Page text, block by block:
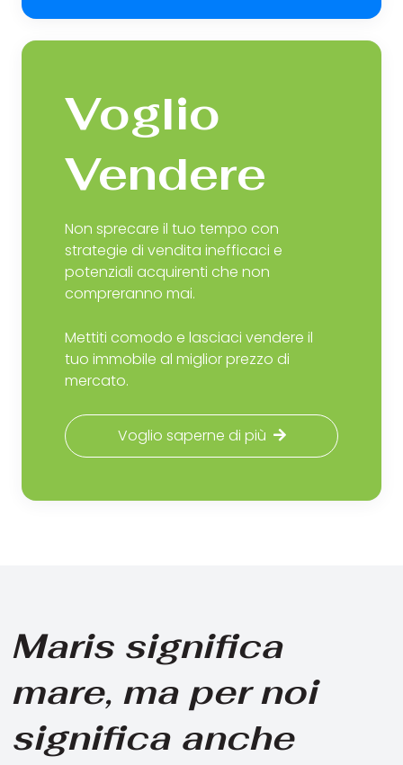
Voglio
Vendere
Non sprecare il tuo tempo con
strategie di vendita inefficaci e
potenziali acquirenti che non
compreranno mai.
Mettiti comodo e lasciaci vendere il
tuo immobile al miglior prezzo di
mercato.
Voglio saperne di più
Maris significa
mare, ma per noi
significa anche